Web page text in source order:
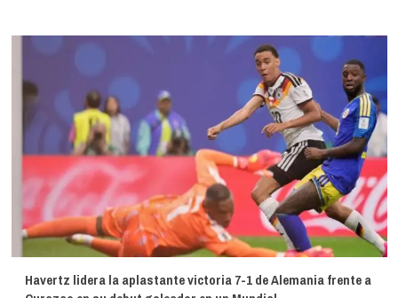
Havertz lidera la aplastante victoria 7-1 de Alemania frente a